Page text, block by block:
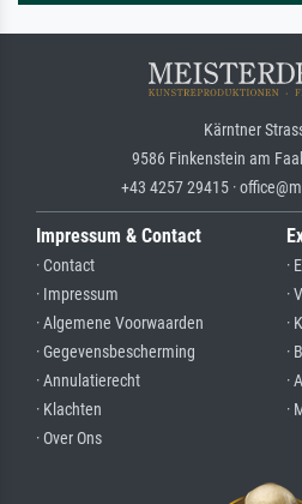
Kärntner
9586 Finkenstein am
+43 4257 29415 ·
Impressum & Contact
· Contact
· Impressum
· Algemene Voorwaarden
· Gegevensbescherming
· Annulatierecht
· Klachten
· Over Ons
·
·
·
·
·
·